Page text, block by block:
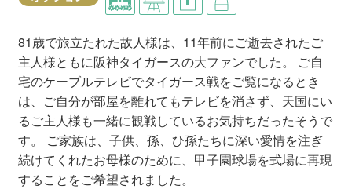
81歳で旅立たれた故人様は、11年前にご逝去されたご
主人様ともに阪神タイガースの大ファンでした。 ご自
宅のケーブルテレビでタイガース戦をご覧になるとき
は、ご自分が部屋を離れてもテレビを消さず、天国にい
るご主人様も一緒に観戦しているお気持ちだったそうで
す。 ご家族は、子供、孫、ひ孫たちに深い愛情を注ぎ
続けてくれたお母様のために、甲子園球場を式場に再現
することをご希望されました。